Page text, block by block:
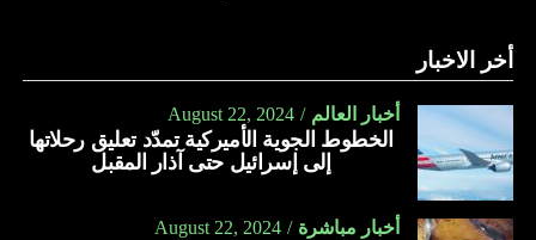
أخر الاخبار
أخبار العالم August 22, 2024
الخطوط الجوية الأميركية تمدّد تعليق رحلاتها
إلى إسرائيل حتى آذار المقبل
أخبار مباشرة August 22, 2024